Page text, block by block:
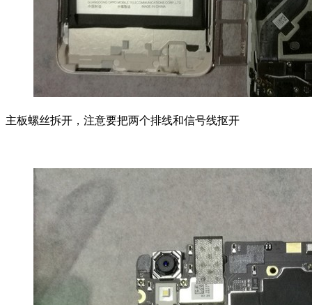
主板螺丝拆开，注意要把两个排线和信号线抠开